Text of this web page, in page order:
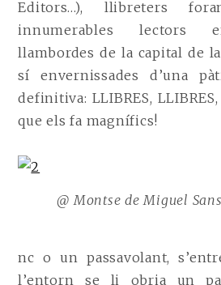
Editors…), llibreters
innumerables lectors
llambordes de la capital de
sí envernissades d’una
definitiva: LLIBRES,
que els fa magnífics!
@ Montse de Miguel Sans
nc o un passavolant,
l’entorn se li obria un